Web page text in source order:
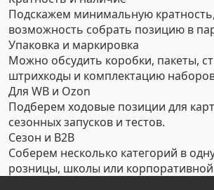
Подскажем минимальную
возможность собрать позицию в
Упаковка и маркировка
Можно обсудить коробки, пакеты,
штрихкоды и комплектацию
Для WB и Ozon
Подберем ходовые позиции для
сезонных запусков и тестов.
Сезон и B2B
Соберем несколько категорий в
розницы, школы или корпоративной